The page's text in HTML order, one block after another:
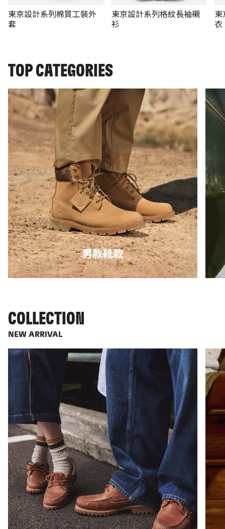
東京設計系列棉質工裝外
套
東京設計系列格紋長袖襯
衫
東
衣
TOP CATEGORIES
COLLECTION
NEW ARRIVAL